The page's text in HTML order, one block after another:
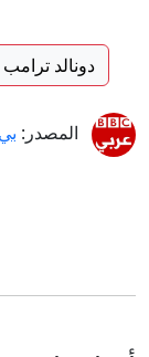
دونالد ترامب
المصدر: